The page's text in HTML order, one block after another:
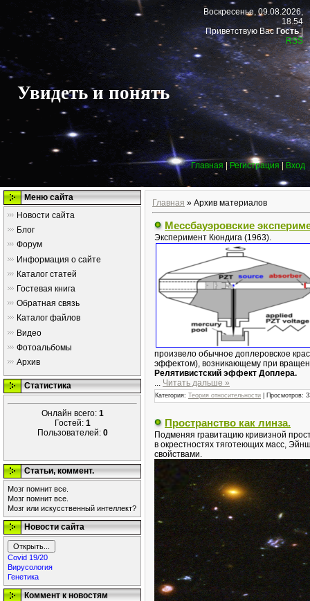
Увидеть и понять
Воскресенье, 09.08.2026,
18.54
Приветствую Вас Гость|
RSS
Главная |Регистрация| Вход
Меню сайта
Новости сайта
Блог
Форум
Информация о сайте
Каталог статей
Гостевая книга
Обратная связь
Каталог файлов
Видео
Фотоальбомы
Архив
Статистика
Онлайн всего: 1
Гостей: 1
Пользователей: 0
Статьи, коммент.
Мозг помнит все.
Мозг помнит все.
Мозг или искусственный интеллект?
Новости сайта
Covid 19/20
Вирусология
Генетика
Коммент к новостям
Главная » Архив материалов
Мессбауэровские
Эксперимент Кюндига (1963).
произвело обычное доплеровское
эффектом), возникающему при
Релятивистский эффект Доплера.
... Читать дальше »
Категория: Теория относительности Просмотров:
Пространство как линза.
Подменяя гравитацию кривизной
в окрестностях тяготеющих масс,
свойствами.